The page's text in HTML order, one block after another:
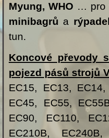
Myung, WHO … pro
minibagrů a
tun.
Koncové převody
pojezd pásů strojů
EC15, EC13,
EC45, EC55,
EC90, EC110,
EC210B,